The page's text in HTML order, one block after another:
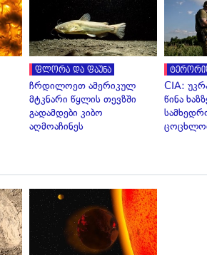
ფლორა და ფაუნა
ჩრდილოეთ ამერიკულ
მტკნარი წყლის თევზში
გადამდები კიბო
აღმოაჩინეს
CIA:
წინა